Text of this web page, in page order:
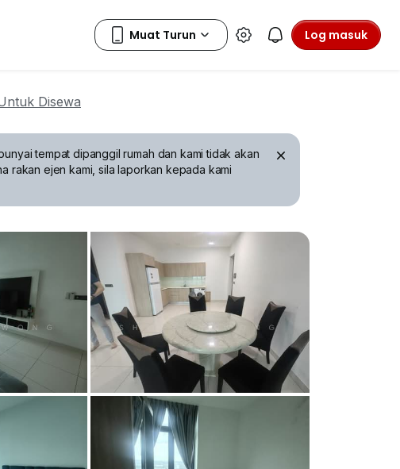
Log masuk
Disewa
tempat dipanggil rumah dan kami tidak akan
rakan ejen kami, sila laporkan kepada kami